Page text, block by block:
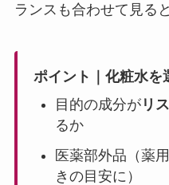
ランスも合わせて見る
ポイント｜化粧水を
目的の成分がリ
るか
医薬部外品（薬
きの目安に）